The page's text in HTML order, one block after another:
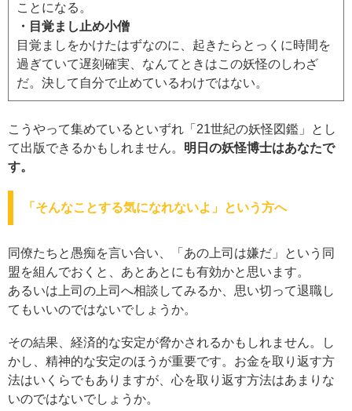
ことになる。
・目覚まし止め小僧
目覚ましをかけたはずなのに、起きたらとっくに時間を
過ぎていて遅刻確実、なんてときはこの妖怪のしわざ
だ。決して自分で止めているわけではない。
こうやって集めているといずれ「21世紀の妖怪図鑑」とし
て出版できるかもしれません。 明日の妖怪博士はあなたで
す。
「そんなことする気になれないよ」という方へ
同僚たちと愚痴を言い合い、「あの上司は嫌だ」という同
盟を組んでおくと、あとあとにも有効かと思います。
あるいは上司の上司へ相談してみるか、思い切って退職し
てもいいのではないでしょうか。
その結果、経済的な安定が脅かされるかもしれません。し
かし、精神的な安定のほうが重要です。お金を取り返す方
法はいくらでもありますが、心を取り返す方法はあまりな
いのではないでしょうか。